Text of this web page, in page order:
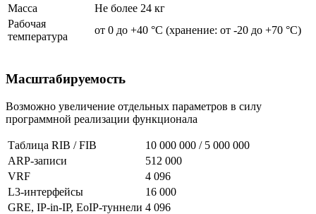
Масса
Не более 24 кг
Рабочая
температура
от 0 до +40 °С (хранение: от -20 до +70 °С)
Масштабируемость
Возможно увеличение отдельных параметров в силу
программной реализации функционала
Таблица RIB / FIB
10 000 000 / 5 000 000
ARP-записи
512 000
VRF
4 096
L3-интерфейсы
16 000
GRE, IP-in-IP, EoIP-туннели 4 096